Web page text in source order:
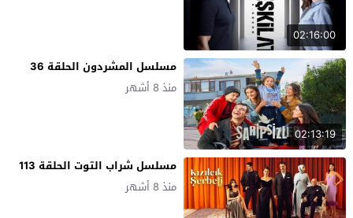
02:16:00
02:13:19
مسلسل المشردون الحلقة 36
منذ 8 أشهر
مسلسل شراب التوت الحلقة 113
منذ 8 أشهر